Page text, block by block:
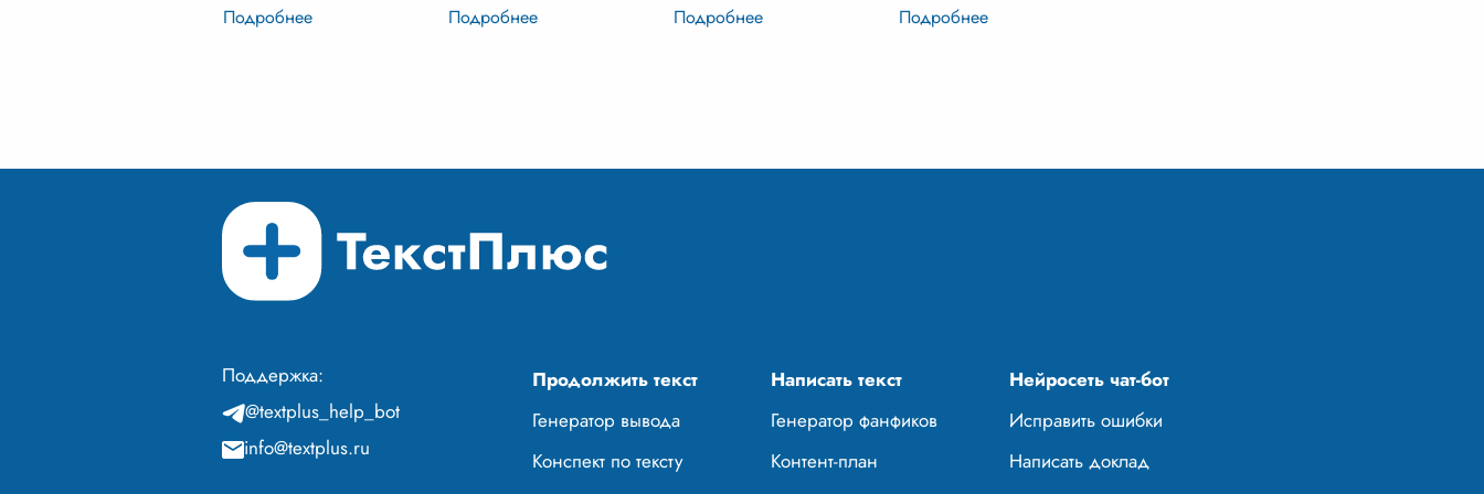
а скорее многогранный внутренняя сила, развития. Она представляет это странное, щемящее
Поддержка:
@textplus_help_bot
info@textplus.ru
Продолжить текст Написать текст
Нейросеть чат-бот
Генератор вывода
Генератор фанфиков
Исправить ошибки
Конспект по тексту
Контент-план
Написать доклад